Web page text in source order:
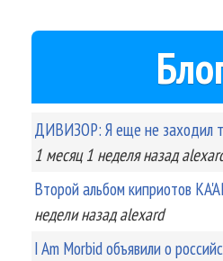
ДИВИЗОР: Я еще не заходил
1 месяц 1 неделяназад
Второй альбом киприотов
неделиназад alexard
I Am Morbid объявили о